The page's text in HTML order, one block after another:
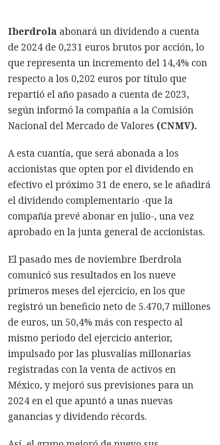
Iberdrola abonará un dividendo a cuenta
de 2024 de 0,231 euros brutos por acción, lo
que representa un incremento del 14,4% con
respecto a los 0,202 euros por título que
repartió el año pasado a cuenta de 2023,
según informó la compañía a la Comisión
Nacional del Mercado de Valores (CNMV).
A esta cuantía, que será abonada a los
accionistas que opten por el dividendo en
efectivo el próximo 31 de enero, se le añadirá
el dividendo complementario -que la
compañía prevé abonar en julio-, una vez
aprobado en la junta general de accionistas.
El pasado mes de noviembre Iberdrola
comunicó sus resultados en los nueve
primeros meses del ejercicio, en los que
registró un beneficio neto de 5.470,7 millones
de euros, un 50,4% más con respecto al
mismo periodo del ejercicio anterior,
impulsado por las plusvalías millonarias
registradas con la venta de activos en
México, y mejoró sus previsiones para un
2024 en el que apuntó a unas nuevas
ganancias y dividendo récords.